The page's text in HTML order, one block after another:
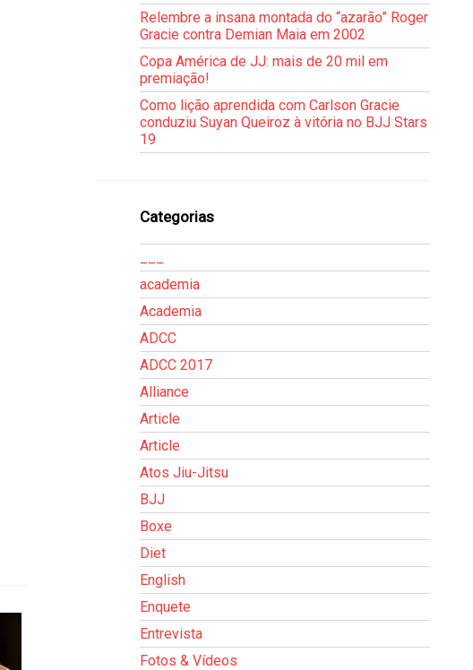
Relembre a insana montada do “azarão” Roger
Gracie contra Demian Maia em 2002
Copa América de JJ: mais de 20 mil em
premiação!
Como lição aprendida com Carlson Gracie
conduziu Suyan Queiroz à vitória no BJJ Stars
19
Categorias
academia
Academia
ADCC
ADCC 2017
Alliance
Article
Article
Atos Jiu-Jitsu
BJJ
Boxe
Diet
English
Enquete
Entrevista
Fotos & Vídeos